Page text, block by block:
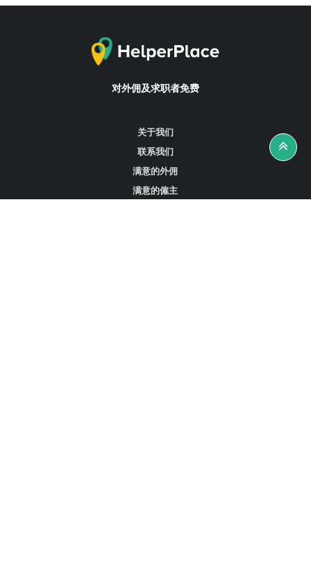
对外佣及求职者免费
关于我们
联系我们
满意的外佣
满意的僱主